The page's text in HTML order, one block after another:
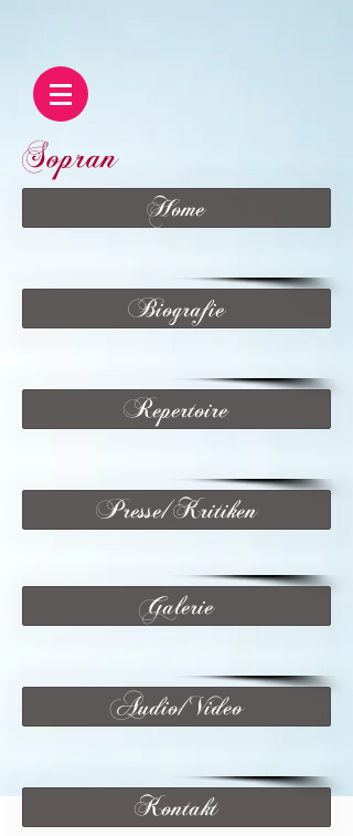
Sopran
Home
Biografie
Repertoire
Presse/Kritiken
Galerie
Audio/Video
Kontakt